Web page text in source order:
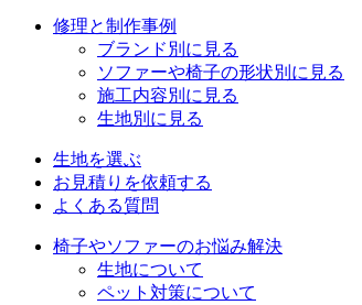
修理と制作事例
ブランド別に見る
ソファーや椅子の形状別に見る
施工内容別に見る
生地別に見る
生地を選ぶ
お見積りを依頼する
よくある質問
椅子やソファーのお悩み解決
生地について
ペット対策について